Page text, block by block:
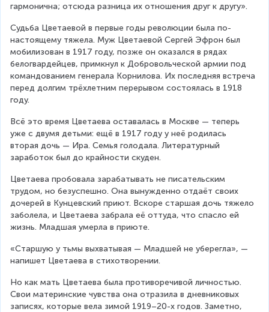
гармонична; отсюда разница их отношения друг к другу».
Судьба Цветаевой в первые годы революции была по-
настоящему тяжела. Муж Цветаевой Сергей Эфрон был
мобилизован в 1917 году, позже он оказался в рядах
белогвардейцев, примкнул к Добровольческой армии под
командованием генерала Корнилова. Их последняя встреча
перед долгим трёхлетним перерывом состоялась в 1918
году.
Всё это время Цветаева оставалась в Москве — теперь
уже с двумя детьми: ещё в 1917 году у неё родилась
вторая дочь — Ира. Семья голодала. Литературный
заработок был до крайности скуден.
Цветаева пробовала зарабатывать не писательским
трудом, но безуспешно. Она вынужденно отдаёт своих
дочерей в Кунцевский приют. Вскоре старшая дочь тяжело
заболела, и Цветаева забрала её оттуда, что спасло ей
жизнь. Младшая умерла в приюте.
«Старшую у тьмы выхватывая — Младшей не уберегла», —
напишет Цветаева в стихотворении.
Но как мать Цветаева была противоречивой личностью.
Свои материнские чувства она отразила в дневниковых
записях, которые вела зимой 1919–20-х годов. Заметно,